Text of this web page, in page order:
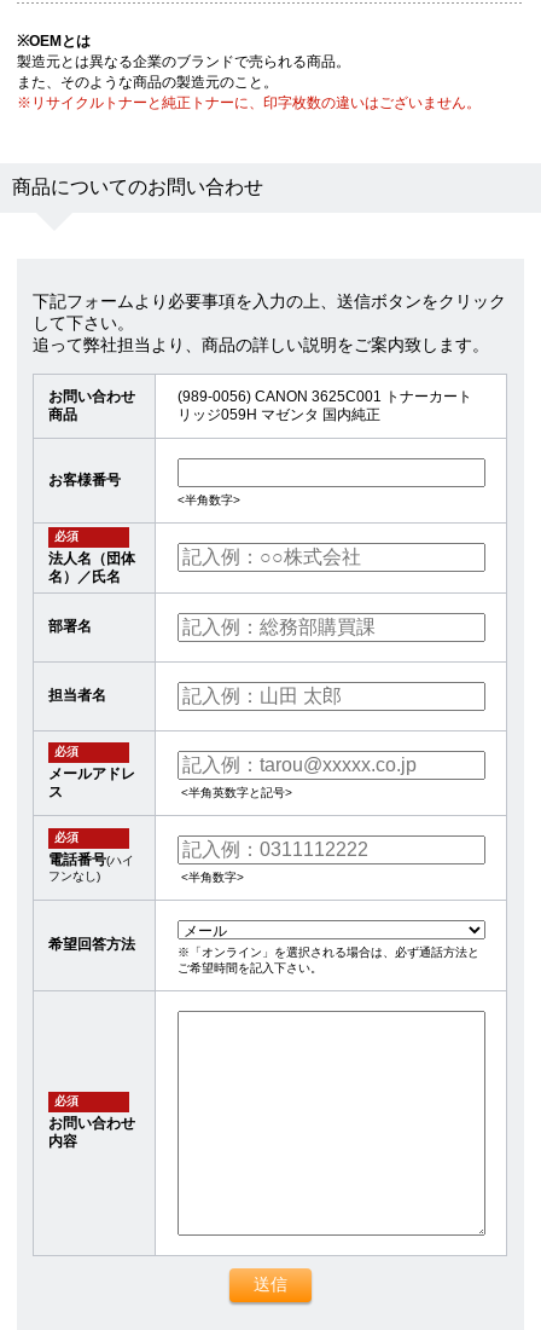
※OEMとは
製造元とは異なる企業のブランドで売られる商品。
また、そのような商品の製造元のこと。
※リサイクルトナーと純正トナーに、印字枚数の違いはございません。
商品についてのお問い合わせ
下記フォームより必要事項を入力の上、送信ボタンをクリック
して下さい。
追って弊社担当より、商品の詳しい説明をご案内致します。
お問い合わせ
商品
(989-0056) CANON 3625C001 トナーカート
リッジ059H マゼンタ 国内純正
お客様番号
<半角数字>
必須
法人名（団体
名）／氏名
部署名
担当者名
必須
メールアドレ
ス
<半角英数字と記号>
必須
電話番号(ハイ
フンなし)
<半角数字>
希望回答方法
※「オンライン」を選択される場合は、必ず通話方法と
ご希望時間を記入下さい。
必須
お問い合わせ
内容